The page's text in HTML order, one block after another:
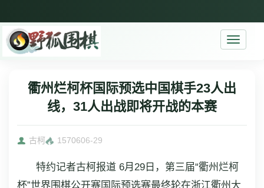
Toggle
衢州烂柯杯国际预选中国棋手23人出
线，31人出战即将开战的本赛
古柯 1570606-29
特约记者古柯报道 6月29日，第三届“衢州烂柯
杯”世界围棋公开赛国际预选赛最终轮在浙江衢州大